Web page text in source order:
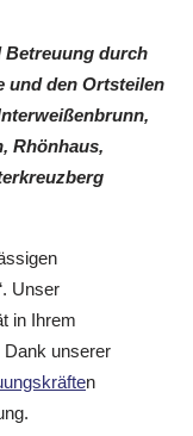
Betreuung durch
und den Ortsteilen
Rhönhaus,
Unser
in Ihrem
Dank unserer
n